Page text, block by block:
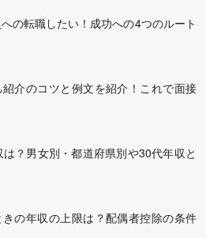
の転職したい！成功への4つのルート
介のコツと例文を紹介！これで面接
？男女別・都道府県別や30代年収と
の年収の上限は？配偶者控除の条件